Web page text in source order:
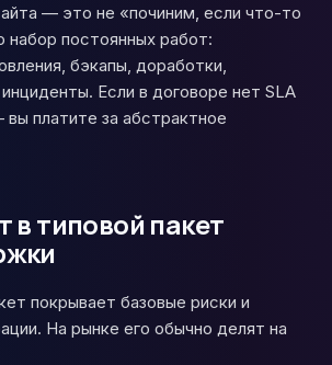
— это не «починим, если что-то
постоянных работ:
бэкапы, доработки,
Если в договоре нет SLA
платите за абстрактное
в типовой пакет
покрывает базовые риски и
На рынке его обычно делят на